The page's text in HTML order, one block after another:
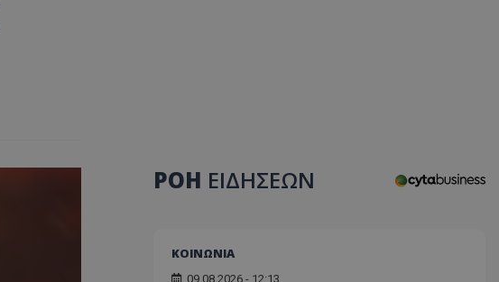
ΡΟΗ ΕΙΔΗΣΕΩΝ
ΚΟΙΝΩΝΙΑ
09.08.2026 - 12:13